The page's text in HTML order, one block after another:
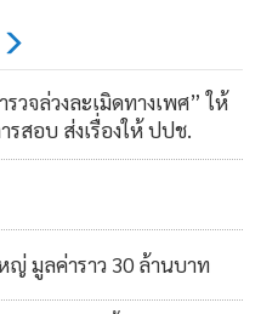
มีหมายจับคดีฆ่าคนตายอีก
วจล่วงละเมิดทางเพศ” ให้
รสอบ ส่งเรื่องให้ ปปช.
มูลค่าราว 30 ล้านบาท